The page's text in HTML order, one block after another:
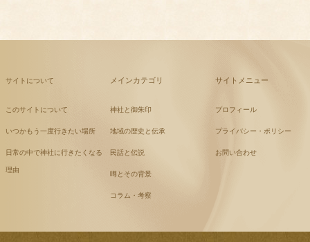
サイトについて
このサイトについて
いつかもう一度行きたい場所
日常の中で神社に行きたくなる
理由
メインカテゴリ
神社と御朱印
地域の歴史と伝承
民話と伝説
噂とその背景
コラム・考察
サイトメニュー
プロフィール
プライバシー・ポリシー
お問い合わせ